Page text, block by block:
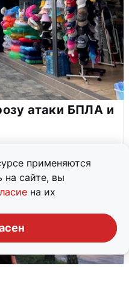
применяются
на сайте, вы
на их
атаки БПЛА и